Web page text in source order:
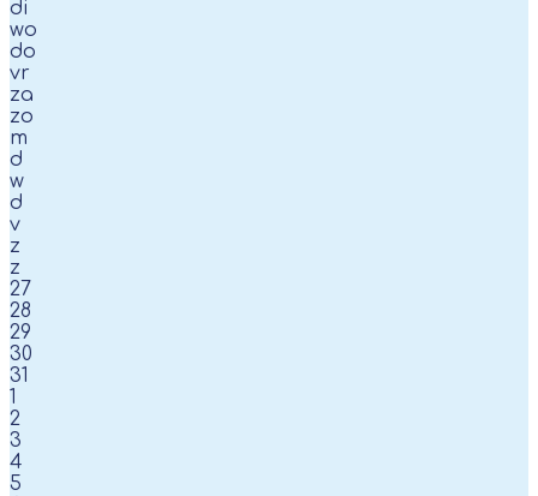
di
wo
do
vr
za
zo
m
d
w
d
v
z
z
27
28
29
30
31
1
2
3
4
5